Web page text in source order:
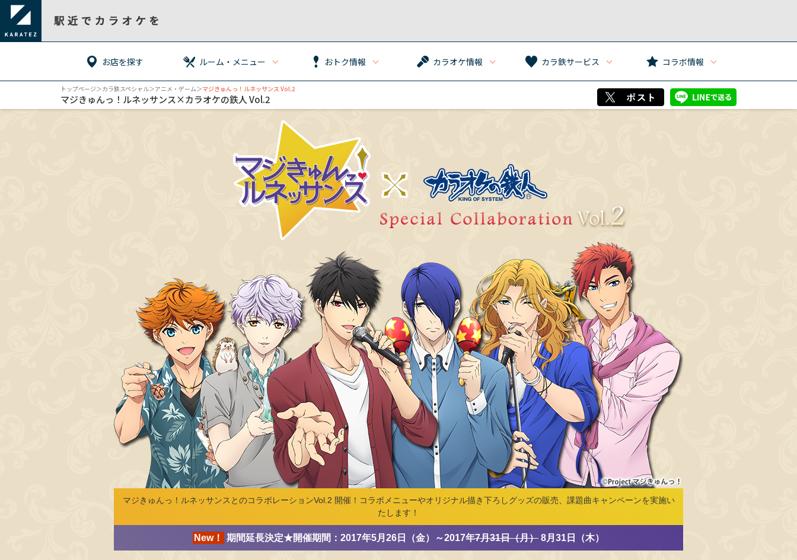
お店を探す ルーム・メニュー おトク情報 カラオケ情報 カラ鉄サービス コラボ情報
トップページ＞カラ鉄スペシャル＞アニメ・ゲーム＞マジきゅんっ！ルネッサンス Vol.2
マジきゅんっ！ルネッサンス×カラオケの鉄人 Vol.2
マジきゅんっ！ルネッサンスとのコラボレーションVol.2 開催！コラボメニューやオリジナル描き下ろしグッズの販売、課題曲キャンペーンを実施い
たします！
New！ 期間延長決定★開催期間： 2017年5月26日（金）～2017年7月31日（月） 8月31日（木）